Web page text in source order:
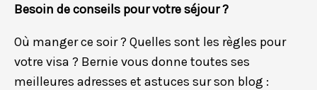
Besoin de conseils pour votre séjour ?
Où manger ce soir ? Quelles sont les règles pour
votre visa ? Bernie vous donne toutes ses
meilleures adresses et astuces sur son blog :